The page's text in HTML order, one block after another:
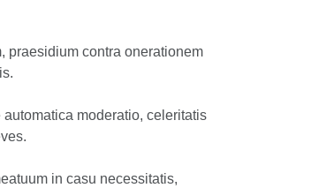
praesidium contra onerationem
moderatio, celeritatis
in casu necessitatis,